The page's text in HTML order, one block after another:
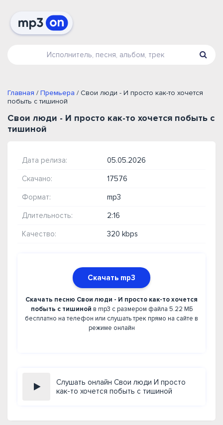
Главная / Премьера / Свои люди - И просто как-то хочется
побыть с тишиной
Свои люди - И просто как-то хочется побыть с
тишиной
Дата релиза: 05.05.2026
Скачано: 17576
Формат: mp3
Длительность: 2:16
Качество: 320 kbps
Скачать mp3
Скачать песню Свои люди - И просто как-то хочется
побыть с тишиной в mp3 с размером файла 5.22 МБ
бесплатно на телефон или слушать трек прямо на сайте в
режиме онлайн
Слушать онлайн Свои люди И просто
как-то хочется побыть с тишиной